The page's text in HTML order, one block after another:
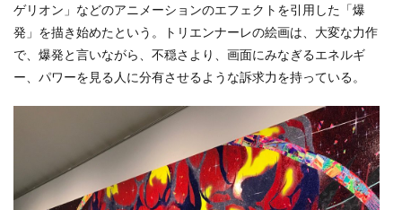
ゲリオン」などのアニメーションのエフェクトを引用した「爆
発」を描き始めたという。トリエンナーレの絵画は、大変な力作
で、爆発と言いながら、不穏さより、画面にみなぎるエネルギ
ー、パワーを見る人に分有させるような訴求力を持っている。